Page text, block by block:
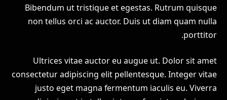
Bibendum ut tristique et egestas. Rutrum quisque
non tellus orci ac auctor. Duis ut diam quam nulla
porttitor.
Ultrices vitae auctor eu augue ut. Dolor sit amet
consectetur adipiscing elit pellentesque. Integer vitae
justo eget magna fermentum iaculis eu. Viverra